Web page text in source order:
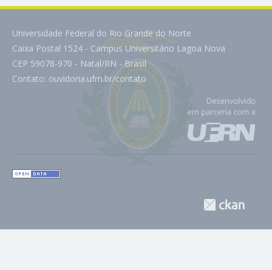
Universidade Federal do Rio Grande do Norte
Caixa Postal 1524 - Campus Universitário Lagoa Nova
CEP 59078-970 - Natal/RN - Brasil
Contato: ouvidoria.ufrn.br/contato